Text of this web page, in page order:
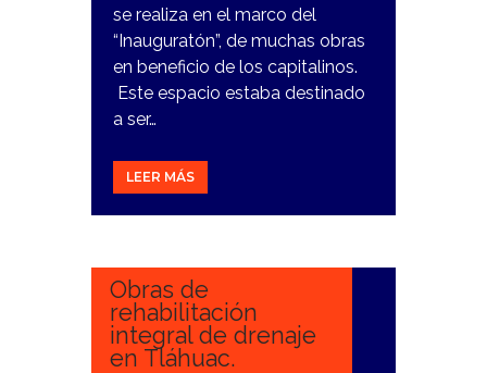
se realiza en el marco del
“Inauguratón”, de muchas obras
en beneficio de los capitalinos.
Este espacio estaba destinado
a ser…
LEER MÁS
26
Obras de
rehabilitación
integral de drenaje
en Tláhuac.